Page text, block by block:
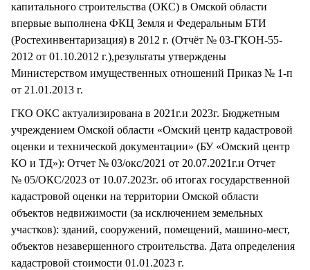
капитального строительства (ОКС) в Омской области
впервые выполнена ФКЦ Земля и Федеральным БТИ
(Ростехинвентаризация) в 2012 г. (Отчёт № 03-ГКОН-55-
2012 от 01.10.2012 г.),результаты утверждены
Министерством имущественных отношений Приказ № 1-п
от 21.01.2013 г.
ГКО ОКС актуализирована в 2021г.и 2023г. Бюджетным
учреждением Омской области «Омский центр кадастровой
оценки и технической документации» (БУ «Омский центр
КО и ТД»): Отчет № 03/окс/2021 от 20.07.2021г.и Отчет
№ 05/ОКС/2023 от 10.07.2023г. об итогах государственной
кадастровой оценки на территории Омской области
объектов недвижимости (за исключением земельных
участков): зданий, сооружений, помещений, машино-мест,
объектов незавершенного строительства. Дата определения
кадастровой стоимости 01.01.2023 г.